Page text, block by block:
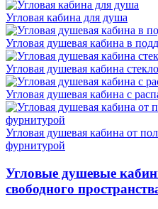
Угловая кабина для душа
Угловая душевая кабина в
Угловая душевая кабина
Угловая душевая кабина с
Угловая душевая кабина от
фурнитурой
Угловые душевые
свободного